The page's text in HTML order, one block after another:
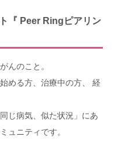
『 Peer Ringピアリン
んのこと。
める方、治療中の方、 経
じ病気、似た状況」にあ
ュニティです。